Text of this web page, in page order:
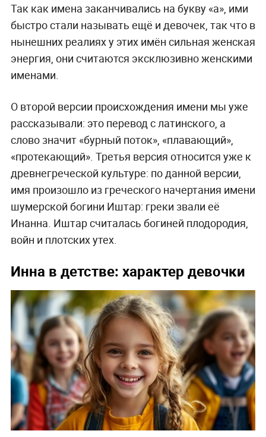
Так как имена заканчивались на букву «а», ими
быстро стали называть ещё и девочек, так что в
нынешних реалиях у этих имён сильная женская
энергия, они считаются эксклюзивно женскими
именами.
О второй версии происхождения имени мы уже
рассказывали: это перевод с латинского, а
слово значит «бурный поток», «плавающий»,
«протекающий». Третья версия относится уже к
древнегреческой культуре: по данной версии,
имя произошло из греческого начертания имени
шумерской богини Иштар: греки звали её
Инанна. Иштар считалась богиней плодородия,
войн и плотских утех.
Инна в детстве: характер девочки